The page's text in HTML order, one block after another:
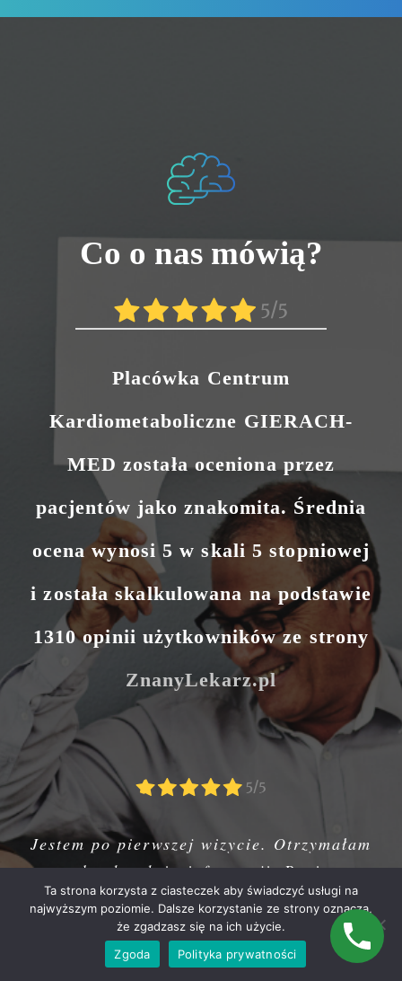
Co o nas mówią?
Placówka Centrum
Kardiometaboliczne GIERACH-
MED została oceniona przez
pacjentów jako znakomita. Średnia
ocena wynosi 5 w skali 5 stopniowej
i została skalkulowana na podstawie
1310 opinii użytkowników ze strony
ZnanyLekarz.pl
Jestem po pierwszej wizycie. Otrzymałam
bardzo dużo informacji. Pani
fizjoterapeutka rzeczowa, profesjonalna.
Czułam się zaopiekowana.
Ta strona korzysta z ciasteczek aby świadczyć usługi na
najwyższym poziomie. Dalsze korzystanie ze strony oznacza,
że zgadzasz się na ich użycie.
Zgoda
Polityka prywatności